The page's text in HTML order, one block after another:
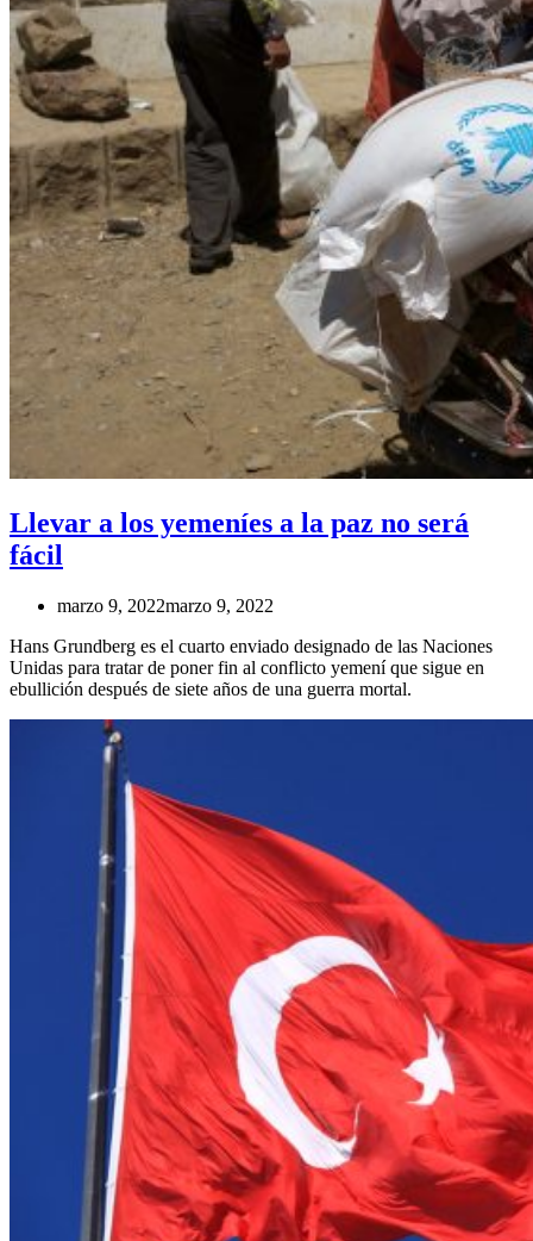
Llevar a los yemeníes a la paz no será
fácil
marzo 9, 2022marzo 9, 2022
Hans Grundberg es el cuarto enviado designado de las Naciones
Unidas para tratar de poner fin al conflicto yemení que sigue en
ebullición después de siete años de una guerra mortal.